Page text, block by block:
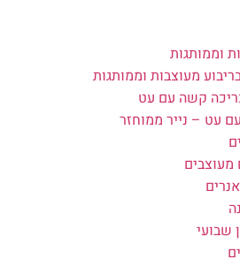
וממותגות
מעוצבות וממותגות
קשה עם עט
עט – נייר ממוחזר
מעוצבים
שבועי